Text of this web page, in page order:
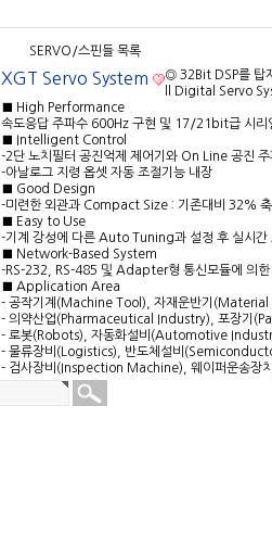
SERVO/스핀들 목록
XGT Servo System
◎ 32Bit DSP를 탑
ll Digital Servo
■ High Performance
속도응답 주파수 600Hz 구현 및 17/21bit급 시리
■ Intelligent Control
-2단 노치필터 공진억제 제어기와 On Line 공진
-아날로그 지령 옵셋 자동 조절기능 내장
■ Good Design
-미련한 외관과 Compact Size : 기존대비 32%
■ Easy to Use
-기계 강성에 다른 Auto Tuning과 설정 후 실시
■ Network-Based System
-RS-232, RS-485 및 Adapter형 통신모듈에 의
■ Application Area
- 공작기계(Machine Tool), 자재운반기
- 의약산업(Pharmaceutical Industry), 포장기
- 로봇(Robots), 자동화설비(Automotive
- 물류장비(Logistics), 반도체설비
- 검사장비(Inspection Machine), 웨이퍼운송